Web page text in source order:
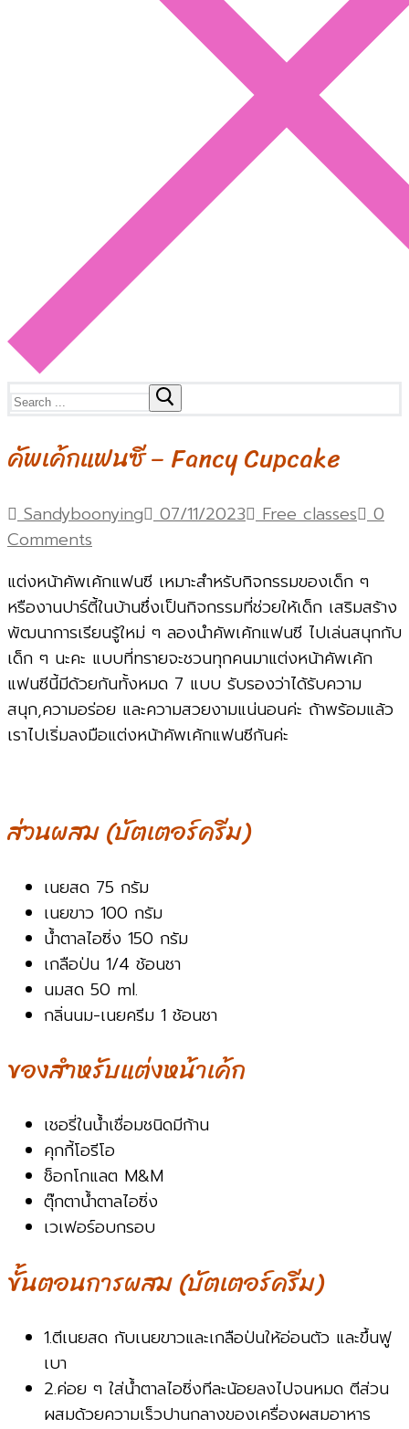
Search
คัพเค้กแฟนซี – Fancy Cupcake
Sandyboonying 07/11/2023 Free classes 0
Comments
แต่งหน้าคัพเค้กแฟนซี เหมาะสำหรับกิจกรรมของเด็ก ๆ
หรืองานปาร์ตี้ในบ้านซึ่งเป็นกิจกรรมที่ช่วยให้เด็ก เสริมสร้าง
พัฒนาการเรียนรู้ใหม่ ๆ ลองนำคัพเค้กแฟนซี ไปเล่นสนุกกับ
เด็ก ๆ นะคะ แบบที่ทรายจะชวนทุกคนมาแต่งหน้าคัพเค้ก
แฟนซีนี้มีด้วยกันทั้งหมด 7 แบบ รับรองว่าได้รับความ
สนุก,ความอร่อย และความสวยงามแน่นอนค่ะ ถ้าพร้อมแล้ว
เราไปเริ่มลงมือแต่งหน้าคัพเค้กแฟนซีกันค่ะ
ส่วนผสม (บัตเตอร์ครีม)
เนยสด 75 กรัม
เนยขาว 100 กรัม
น้ำตาลไอซิ่ง 150 กรัม
เกลือป่น 1/4 ช้อนชา
นมสด 50 ml.
กลิ่นนม-เนยครีม 1 ช้อนชา
ของสำหรับแต่งหน้าเค้ก
เชอรี่ในน้ำเชื่อมชนิดมีก้าน
คุกกี้โอรีโอ
ช็อกโกแลต M&M
ตุ๊กตาน้ำตาลไอซิ่ง
เวเฟอร์อบกรอบ
ขั้นตอนการผสม (บัตเตอร์ครีม)
1.ตีเนยสด กับเนยขาวและเกลือป่นให้อ่อนตัว และขึ้นฟู
เบา
2.ค่อย ๆ ใส่น้ำตาลไอซิ่งทีละน้อยลงไปจนหมด ตีส่วน
ผสมด้วยความเร็วปานกลางของเครื่องผสมอาหาร